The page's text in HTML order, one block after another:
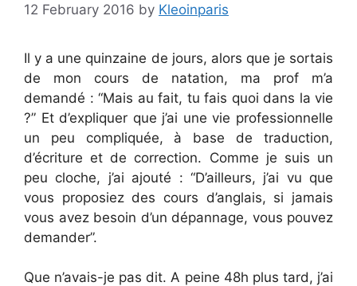
12 February 2016 by Kleoinparis
Il y a une quinzaine de jours, alors que je sortais
de mon cours de natation, ma prof m’a
demandé : “Mais au fait, tu fais quoi dans la vie
?” Et d’expliquer que j’ai une vie professionnelle
un peu compliquée, à base de traduction,
d’écriture et de correction. Comme je suis un
peu cloche, j’ai ajouté : “D’ailleurs, j’ai vu que
vous proposiez des cours d’anglais, si jamais
vous avez besoin d’un dépannage, vous pouvez
demander”.
Que n’avais-je pas dit. A peine 48h plus tard, j’ai